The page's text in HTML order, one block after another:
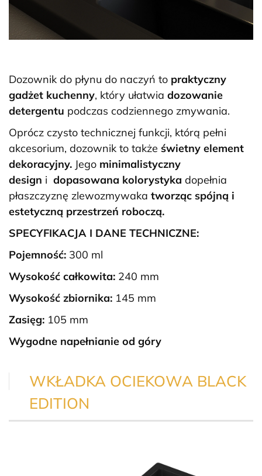
Dozownik do płynu do naczyń to praktyczny
gadżet kuchenny, który ułatwia dozowanie
detergentu podczas codziennego zmywania.
Oprócz czysto technicznej funkcji, którą pełni
akcesorium, dozownik to także świetny element
dekoracyjny. Jego minimalistyczny
design i dopasowana kolorystyka dopełnia
płaszczyznę zlewozmywaka tworząc spójną i
estetyczną przestrzeń roboczą.
SPECYFIKACJA I DANE TECHNICZNE:
Pojemność: 300 ml
Wysokość całkowita: 240 mm
Wysokość zbiornika: 145 mm
Zasięg: 105 mm
Wygodne napełnianie od góry
WKŁADKA OCIEKOWA BLACK
EDITION